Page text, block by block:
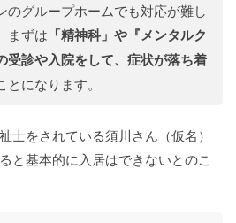
のグループホームでも対応が難し
まずは 「精神科」や『メンタルク
受診や入院をして、症状が落ち着
とになります。
士をされている須川さん（仮名）
と基本的に入居はできないとのこ